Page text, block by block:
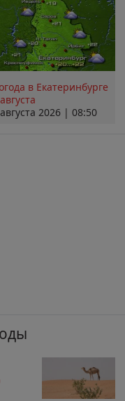
в Екатеринбурге
2026 | 08:50